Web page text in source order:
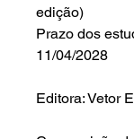
edição)
Prazo dos
11/04/2028
Editora: Vetor